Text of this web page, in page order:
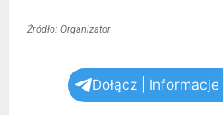
Źródło: Organizator
Dołącz |